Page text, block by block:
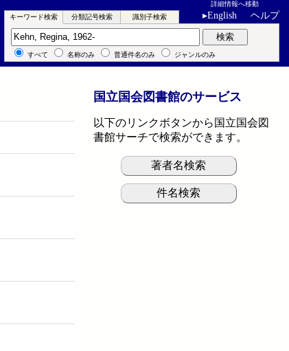
詳細情報へ移動
▸English ヘルプ
キーワード検索 分類記号検索 識別子検索
キーワード検索 検索
すべて 名称のみ 普通件名のみ ジャンルのみ
国立国会図書館のサービス
以下のリンクボタンから国立国会図
書館サーチで検索ができます。
著者名検索
件名検索